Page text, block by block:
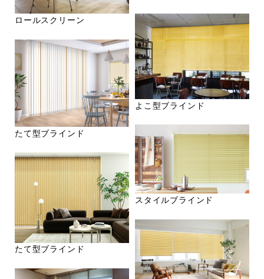
ロールスクリーン
たて型ブラインド
たて型ブラインド
よこ型ブラインド
スタイルブラインド